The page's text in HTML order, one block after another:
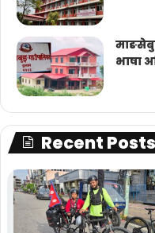
भाषा
Recent Posts